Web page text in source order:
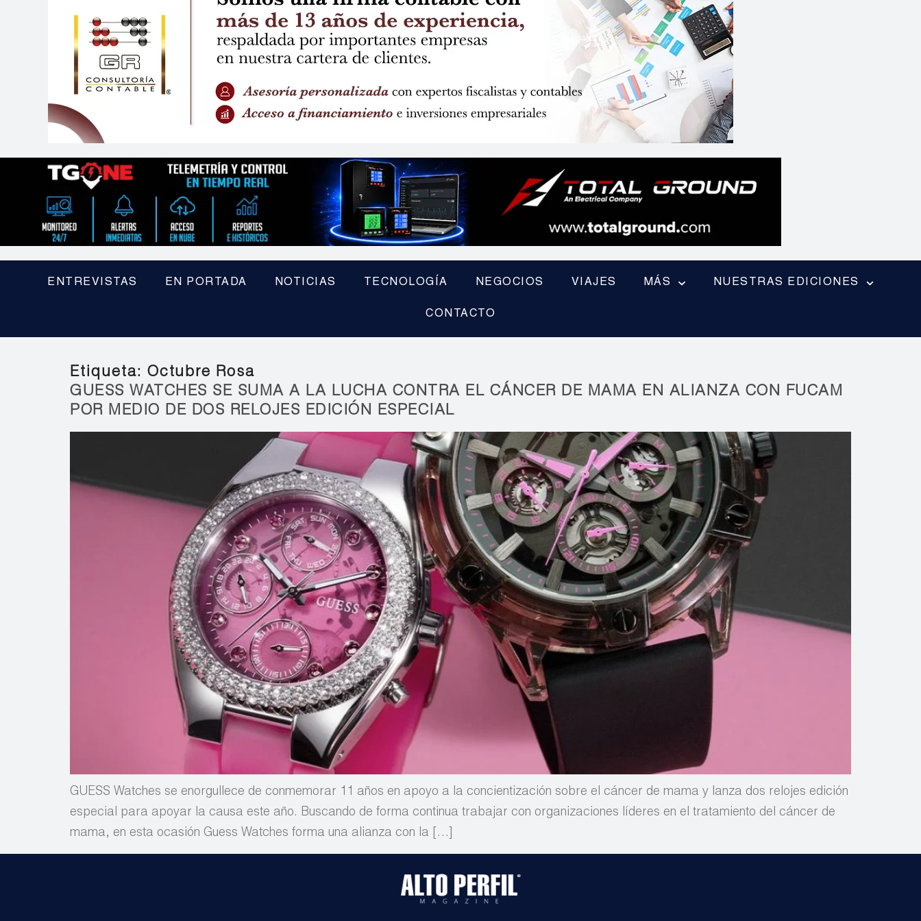
ENTREVISTAS EN PORTADA NOTICIAS TECNOLOGÍA NEGOCIOS VIAJES MÁS NUESTRAS EDICIONES
CONTACTO
Etiqueta:Octubre Rosa
GUESS WATCHES SE SUMA A LA LUCHA CONTRA EL CÁNCER DE MAMA EN ALIANZA CON FUCAM
POR MEDIO DE DOS RELOJES EDICIÓN ESPECIAL
GUESS Watches se enorgullece de conmemorar 11 años en apoyo a la concientización sobre el cáncer de mama y lanza dos relojes edición
especial para apoyar la causa este año. Buscando de forma continua trabajar con organizaciones líderes en el tratamiento del cáncer de
mama, en esta ocasión Guess Watches forma una alianza con la […]